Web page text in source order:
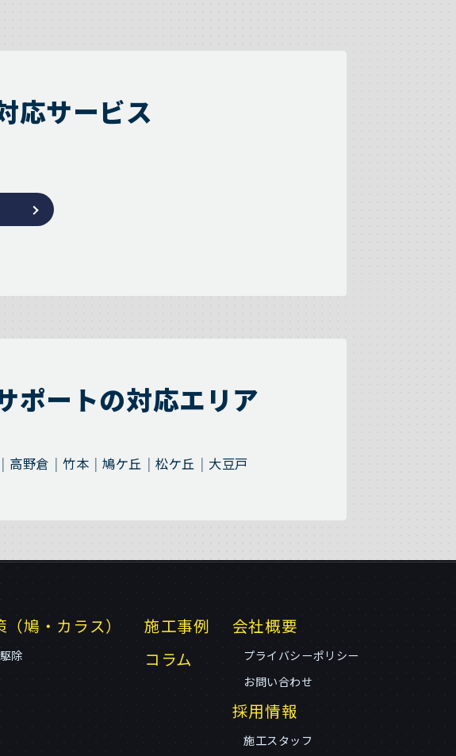
応サービス
ポートの対応エリア
高野倉 竹本 鳩ケ丘 松ケ丘 大豆戸
鳩・カラス）
除
施工事例
コラム
会社概要
プライバシーポリシー
お問い合わせ
採用情報
施工スタッフ